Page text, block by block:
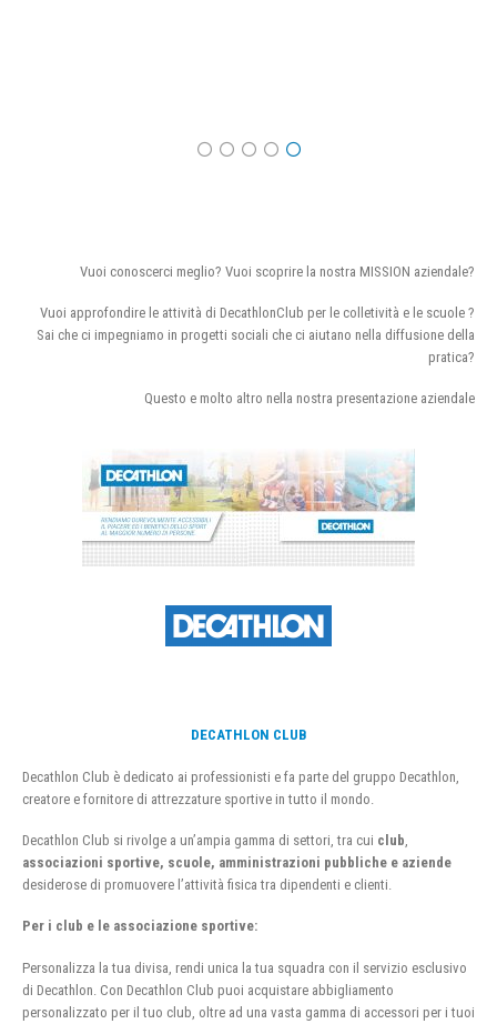
Vuoi conoscerci meglio? Vuoi scoprire la nostra MISSION aziendale?
Vuoi approfondire le attività di DecathlonClub per le colletività e le scuole ?
Sai che ci impegniamo in progetti sociali che ci aiutano nella diffusione della
pratica?
Questo e molto altro nella nostra presentazione aziendale
DECATHLON CLUB
Decathlon Club è dedicato ai professionisti e fa parte del gruppo Decathlon,
creatore e fornitore di attrezzature sportive in tutto il mondo.
Decathlon Club si rivolge a un’ampia gamma di settori, tra cui club
associazioni sportive, scuole, amministrazioni pubbliche e aziende
desiderose di promuovere l’attività fisica tra dipendenti e clienti.
Per i club e le associazione sportive:
Personalizza la tua divisa, rendi unica la tua squadra con il servizio esclusivo
di Decathlon. Con Decathlon Club puoi acquistare abbigliamento
personalizzato per il tuo club, oltre ad una vasta gamma di accessori per i tuoi